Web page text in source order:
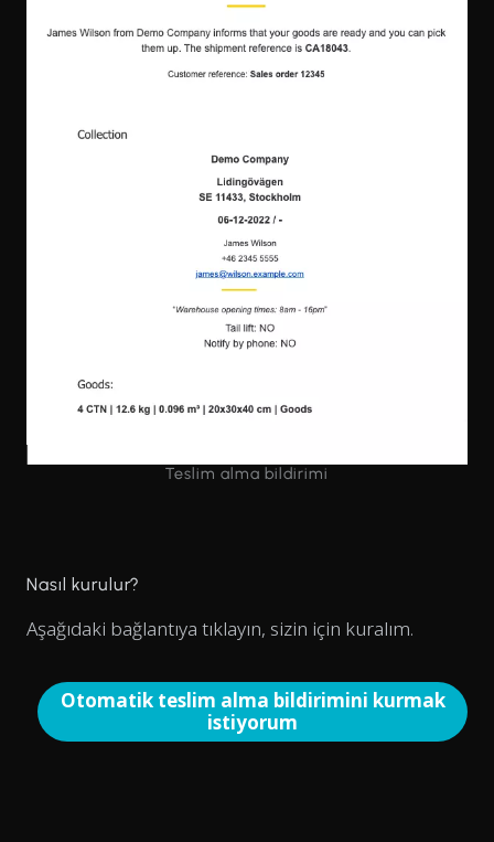
Teslim alma bildirimi
Nasıl kurulur?
Aşağıdaki bağlantıya tıklayın, sizin için kuralım.
Otomatik teslim alma bildirimini kurmak
istiyorum